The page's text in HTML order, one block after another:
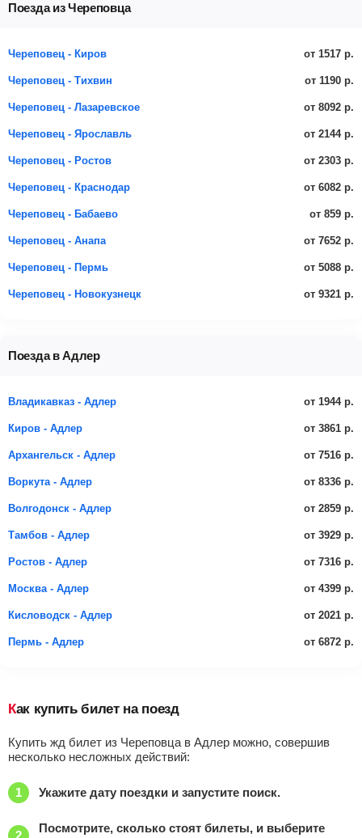
Поезда из Череповца
Череповец - Киров от 1517 р.
Череповец - Тихвин от 1190 р.
Череповец - Лазаревское от 8092 р.
Череповец - Ярославль от 2144 р.
Череповец - Ростов от 2303 р.
Череповец - Краснодар от 6082 р.
Череповец - Бабаево от 859 р.
Череповец - Анапа от 7652 р.
Череповец - Пермь от 5088 р.
Череповец - Новокузнецк от 9321 р.
Поезда в Адлер
Владикавказ - Адлер от 1944 р.
Киров - Адлер от 3861 р.
Архангельск - Адлер от 7516 р.
Воркута - Адлер от 8336 р.
Волгодонск - Адлер от 2859 р.
Тамбов - Адлер от 3929 р.
Ростов - Адлер от 7316 р.
Москва - Адлер от 4399 р.
Кисловодск - Адлер от 2021 р.
Пермь - Адлер от 6872 р.
Как купить билет на поезд
Купить жд билет из Череповца в Адлер можно, совершив
несколько несложных действий:
Укажите дату поездки и запустите поиск.
Посмотрите, сколько стоят билеты, и выберите